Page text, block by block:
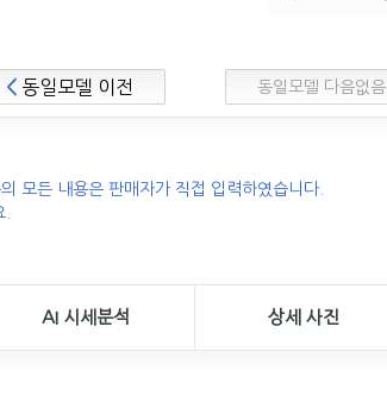
<동일모델 이전 동일모델 다음없음
모든 내용은 판매자가 직접 입력하였습니다.
AI 시세분석 상세 사진